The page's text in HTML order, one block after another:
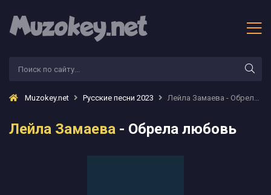
Muzokey.net Русские песни 2023 Лейла Замаева - Обрела любовь
Лейла Замаева - Обрела любовь